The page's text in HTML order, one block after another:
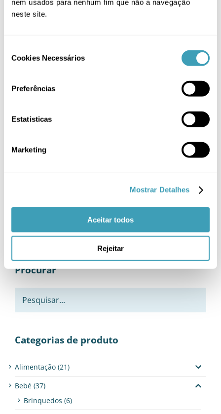
nem usados para nenhum fim que não a navegação
neste site.
Selection
Cookies Necessários
Preferências
Estatisticas
Marketing
Mostrar Detalhes
Aceitar todos
Rejeitar
Procurar
Categorias de produto
Alimentação (21)
Bebé (37)
Brinquedos (6)
ADICIONAR
/
DETALHES